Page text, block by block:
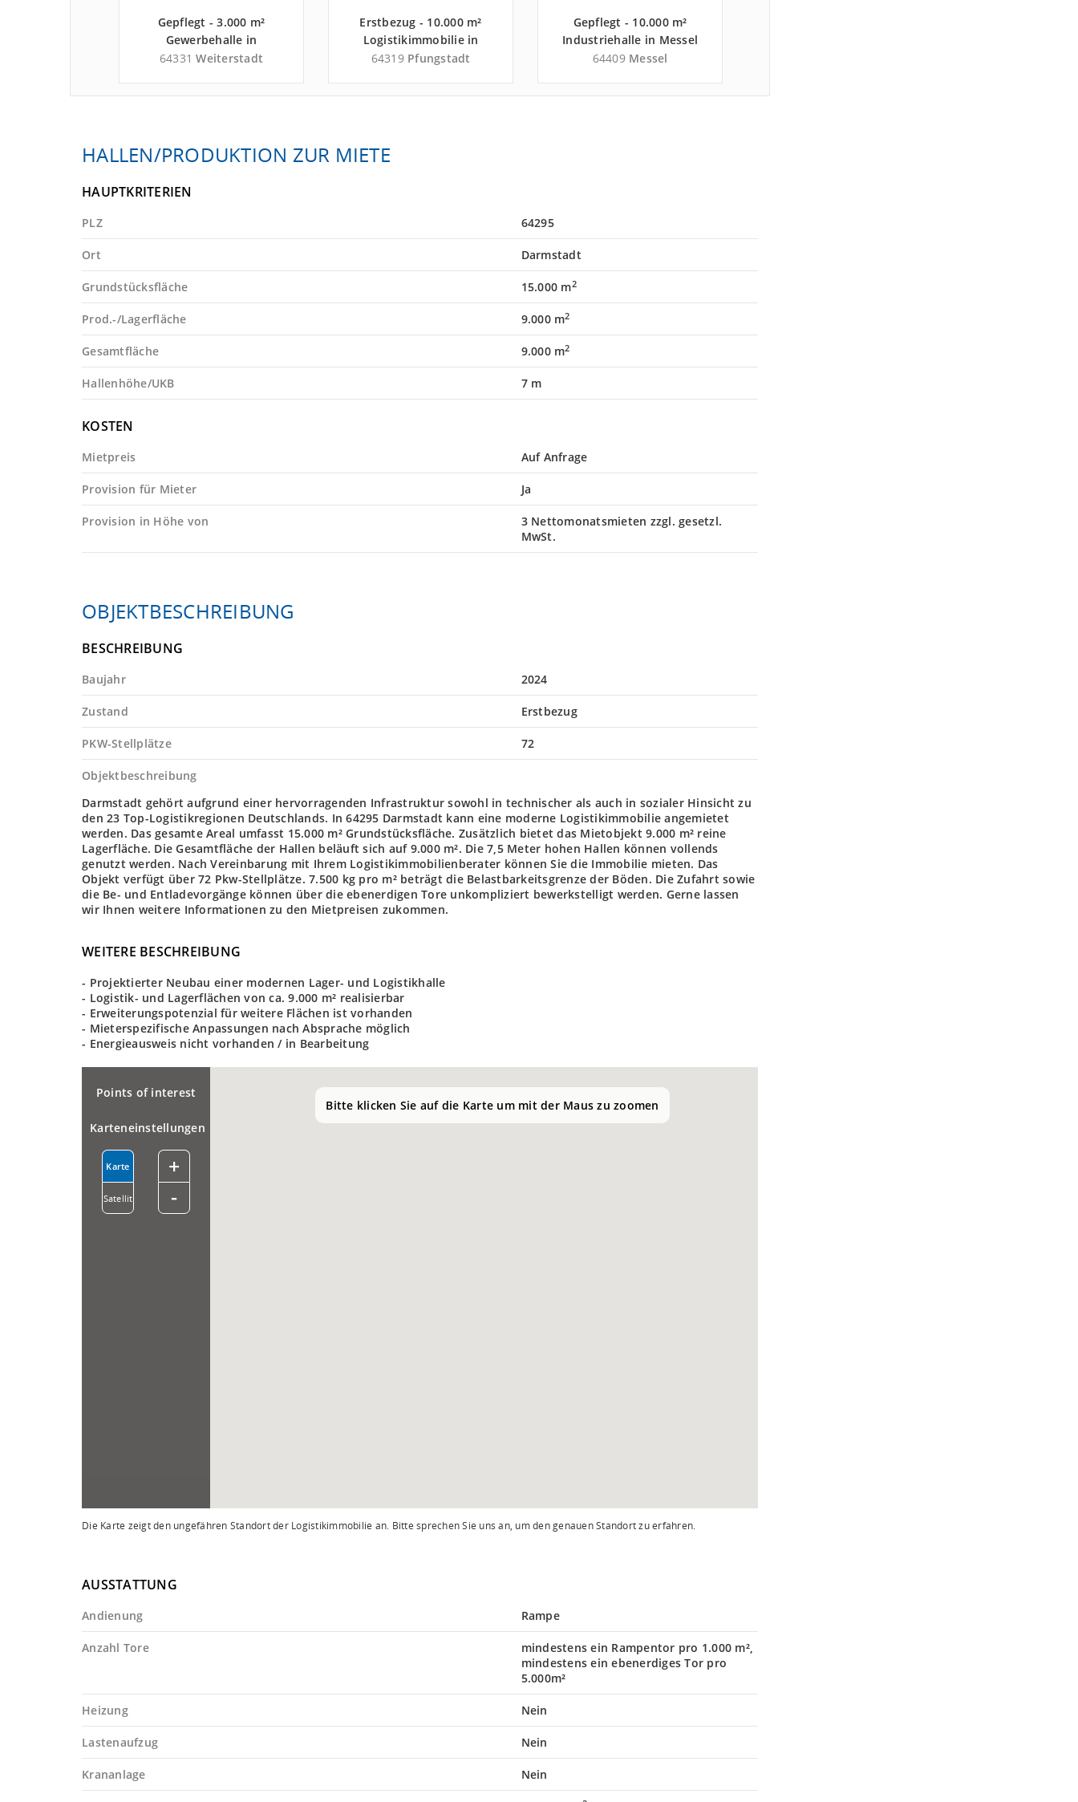
Gepflegt - 3.000 m²
Gewerbehalle in
Weiterstadt an der
Darmstadt-Dieburg
64331Weiterstadt
Erstbezug - 10.000 m²
Logistikimmobilie in
Pfungstadt an der
Darmstadt-Dieburg
64319 Pfungstadt
Gepflegt - 10.000 m²
Industriehalle in Messel
nahe
DUSS-Terminal
64409 Messel
HALLEN/PRODUKTION ZUR MIETE
HAUPTKRITERIEN
PLZ 64295
Ort Darmstadt
Grundstücksfläche 15.000 m2
Prod.-/Lagerfläche 9.000 m2
Gesamtfläche 9.000 m2
Hallenhöhe/UKB 7 m
KOSTEN
Mietpreis Auf Anfrage
Provision für Mieter Ja
Provision in Höhe von
3 Nettomonatsmieten zzgl. gesetzl.
MwSt.
OBJEKTBESCHREIBUNG
BESCHREIBUNG
Baujahr 2024
Zustand Erstbezug
PKW-Stellplätze 72
Objektbeschreibung
Darmstadt gehört aufgrund einer hervorragenden Infrastruktur sowohl in technischer als auch in sozialer Hinsicht zu
den 23 Top-Logistikregionen Deutschlands. In 64295 Darmstadt kann eine moderne Logistikimmobilie angemietet
werden. Das gesamte Areal umfasst 15.000 m² Grundstücksfläche. Zusätzlich bietet das Mietobjekt 9.000 m² reine
Lagerfläche. Die Gesamtfläche der Hallen beläuft sich auf 9.000 m². Die 7,5 Meter hohen Hallen können vollends
genutzt werden. Nach Vereinbarung mit Ihrem Logistikimmobilienberater können Sie die Immobilie mieten. Das
Objekt verfügt über 72 Pkw-Stellplätze. 7.500 kg pro m² beträgt die Belastbarkeitsgrenze der Böden. Die Zufahrt sowie
die Be- und Entladevorgänge können über die ebenerdigen Tore unkompliziert bewerkstelligt werden. Gerne lassen
wir Ihnen weitere Informationen zu den Mietpreisen zukommen.
WEITERE BESCHREIBUNG
- Projektierter Neubau einer modernen Lager- und Logistikhalle
- Logistik- und Lagerflächen von ca. 9.000 m² realisierbar
- Erweiterungspotenzial für weitere Flächen ist vorhanden
- Mieterspezifische Anpassungen nach Absprache möglich
- Energieausweis nicht vorhanden / in Bearbeitung
Bitte klicken Sie auf die Karte um mit der Maus zu zoomen
Points of interest
Karteneinstellungen
Karte
Satellit
+
-
Die Karte zeigt den ungefähren Standort der Logistikimmobilie an. Bitte sprechen Sie uns an, um den genauen Standort zu erfahren.
AUSSTATTUNG
Andienung Rampe
Anzahl Tore
mindestens ein Rampentor pro 1.000 m²,
mindestens ein ebenerdiges Tor pro
5.000m²
Heizung Nein
Lastenaufzug Nein
Krananlage Nein